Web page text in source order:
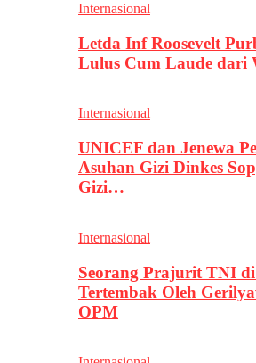
Internasional
Letda Inf Roosevelt
Lulus Cum Laude dari
Internasional
UNICEF dan Jenewa
Asuhan Gizi Dinkes
Gizi…
Internasional
Seorang Prajurit TNI
Tertembak Oleh
OPM